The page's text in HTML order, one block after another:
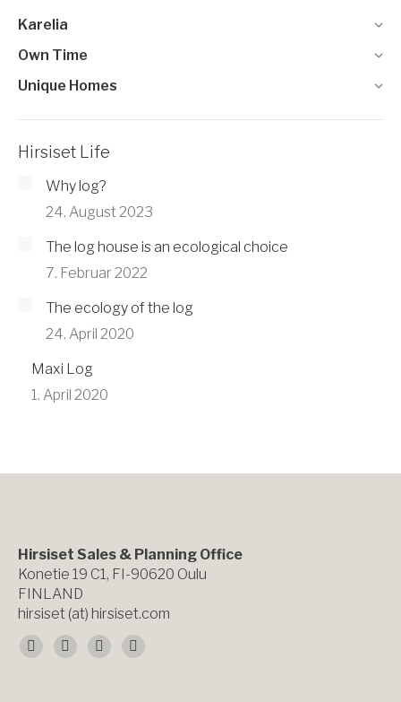
Karelia
Own Time
Unique Homes
Hirsiset Life
Why log?
24. August 2023
The log house is an ecological choice
7. Februar 2022
The ecology of the log
24. April 2020
Maxi Log
1. April 2020
Hirsiset Sales & Planning Office
Konetie 19 C1, FI-90620 Oulu
FINLAND
hirsiset (at) hirsiset.com
Finden Sie uns auf:
Facebook
X
YouTubeInstagram